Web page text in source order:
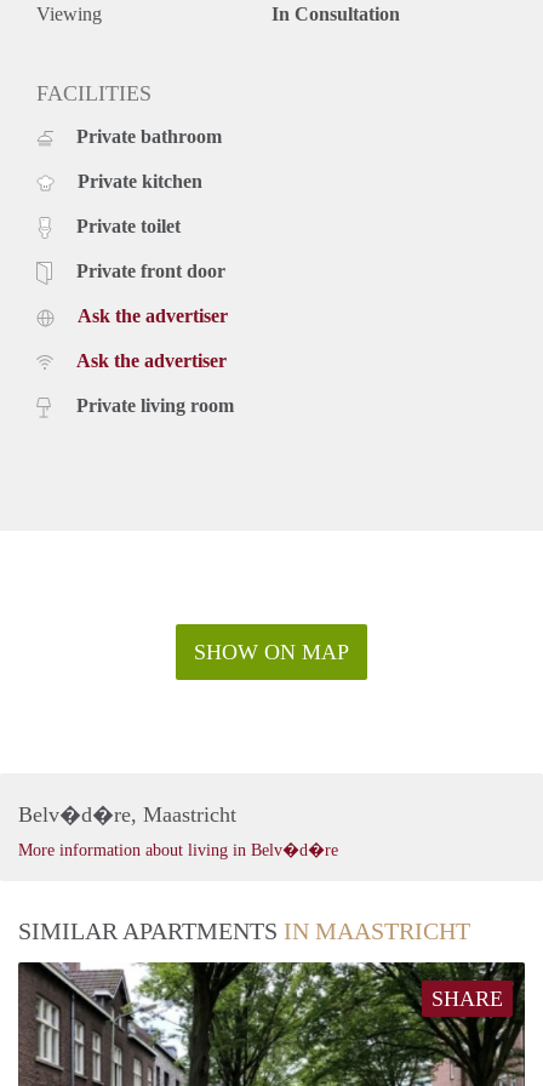
- Uiterst energiezuinig
- Voorzien van zonnepanelen
Huurgegevens:
1050,- per maand
- Waarborgsom bedraagt € 2100,-
- Minimale leeftijd bedraagt 40 jaar
Viewing In Consultation
FACILITIES
Private bathroom
Private kitchen
Private toilet
Private front door
Ask the advertiser
Ask the advertiser
Private living room
SHOW ON MAP
Belv�d�re, Maastricht
More information about living in Belv�d�re
SIMILAR APARTMENTS IN MAASTRICHT
SHARE